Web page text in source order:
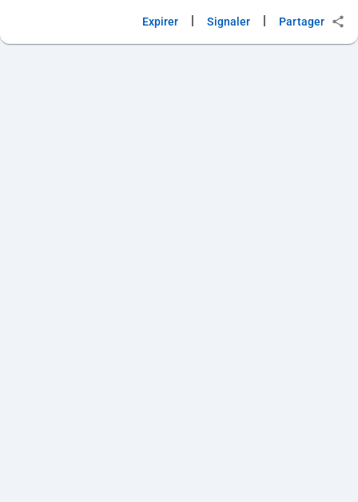
Expirer Signaler Partager